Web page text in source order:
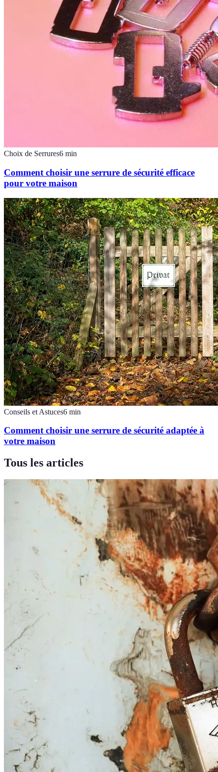
Choix de Serrures6 min
Comment choisir une serrure de sécurité efficace
pour votre maison
Conseils et Astuces6 min
Comment choisir une serrure de sécurité adaptée à
votre maison
Tous les articles